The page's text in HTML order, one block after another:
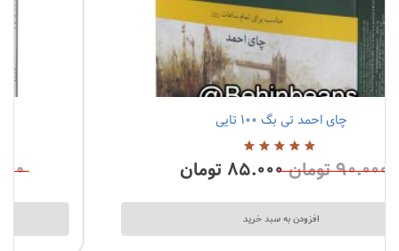
1 نظرات
چای احمد تی بگ ۱۰۰ تایی
5.00 از
5
۹۰.۰۰۰تومان۸۵.۰۰۰